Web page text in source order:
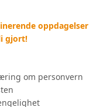
oppdagelser
gjort!
om personvern